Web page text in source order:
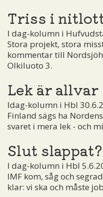
Triss i
I dag-kolumn i
Stora projekt, stora
kommentar till
Olkiluoto 3.
Lek är allvar
Idag-kolumn i Hbl
Finland sägs ha
svaret i mera lek - och
Slut slappat?
I dag-kolumn i Hbl
IMF kom, såg och
klar: vi ska och måste